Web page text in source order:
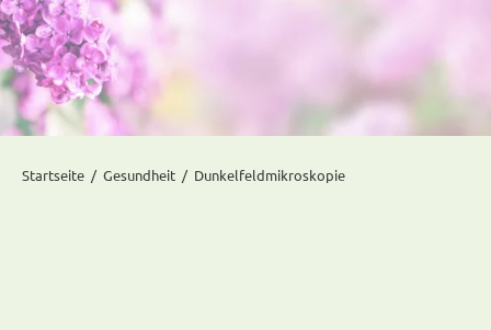
Startseite Gesundheit Dunkelfeldmikroskopie